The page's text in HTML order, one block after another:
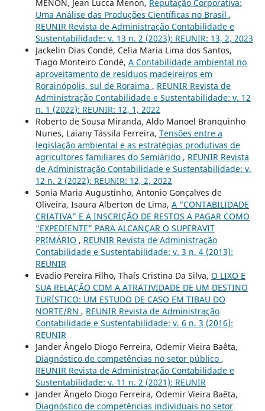
MENON, Jean Lucca Menon, Reputação Corporativa:
Uma Análise das Produções Científicas no Brasil ,
REUNIR Revista de Administração Contabilidade e
Sustentabilidade: v. 13 n. 2 (2023): REUNIR: 13, 2, 2023
Jackelin Dias Condé, Celia Maria Lima dos Santos,
Tiago Monteiro Condé, A Contabilidade ambiental no
aproveitamento de resíduos madeireiros em
Rorainópolis, sul de Roraima , REUNIR Revista de
Administração Contabilidade e Sustentabilidade: v. 12
n. 1 (2022): REUNIR: 12, 1, 2022
Roberto de Sousa Miranda, Aldo Manoel Branquinho
Nunes, Laiany Tássila Ferreira, Tensões entre a
legislação ambiental e as estratégias produtivas de
agricultores familiares do Semiárido , REUNIR Revista
de Administração Contabilidade e Sustentabilidade: v.
12 n. 2 (2022): REUNIR: 12, 2, 2022
Sonia Maria Augustinho, Antonio Gonçalves de
Oliveira, Isaura Alberton de Lima, A “CONTABILIDADE
CRIATIVA” E A INSCRIÇÃO DE RESTOS A PAGAR COMO
“EXPEDIENTE” PARA ALCANÇAR O SUPERAVIT
PRIMÁRIO , REUNIR Revista de Administração
Contabilidade e Sustentabilidade: v. 3 n. 4 (2013):
REUNIR
Evadio Pereira Filho, Thaís Cristina Da Silva, O LIXO E
SUA RELAÇÃO COM A ATRATIVIDADE DE UM DESTINO
TURÍSTICO: UM ESTUDO DE CASO EM TIBAU DO
NORTE/RN , REUNIR Revista de Administração
Contabilidade e Sustentabilidade: v. 6 n. 3 (2016):
REUNIR
Jander Ângelo Diogo Ferreira, Odemir Vieira Baêta,
Diagnóstico de competências no setor público ,
REUNIR Revista de Administração Contabilidade e
Sustentabilidade: v. 11 n. 2 (2021): REUNIR
Jander Ângelo Diogo Ferreira, Odemir Vieira Baêta,
Diagnóstico de competências individuais no setor